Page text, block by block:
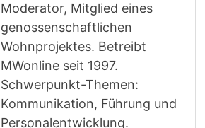
Moderator, Mitglied eines
genossenschaftlichen
Wohnprojektes. Betreibt
MWonline seit 1997.
Schwerpunkt-Themen:
Kommunikation, Führung und
Personalentwicklung.